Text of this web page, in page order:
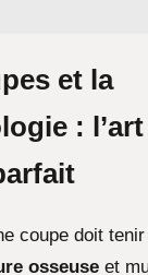
et la
:
coupe doit
osseuse et